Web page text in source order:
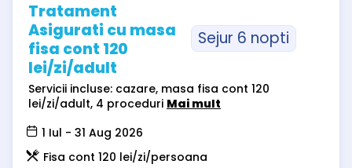
Tratament
Asigurati cu masa
fisa cont 120
lei/zi/adult
Sejur 6 nopti
Servicii incluse: cazare, masa fisa cont 120
lei/zi/adult, 4 proceduri Mai mult
1 Iul - 31 Aug 2026
Fisa cont 120 lei/zi/persoana